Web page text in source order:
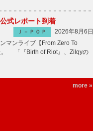
式レポート到着
Ｊ－ＰＯＰ
2026年8月6日
マンライブ【From Zero To
。 「『Birth of Riot』、Zilqyの
more »